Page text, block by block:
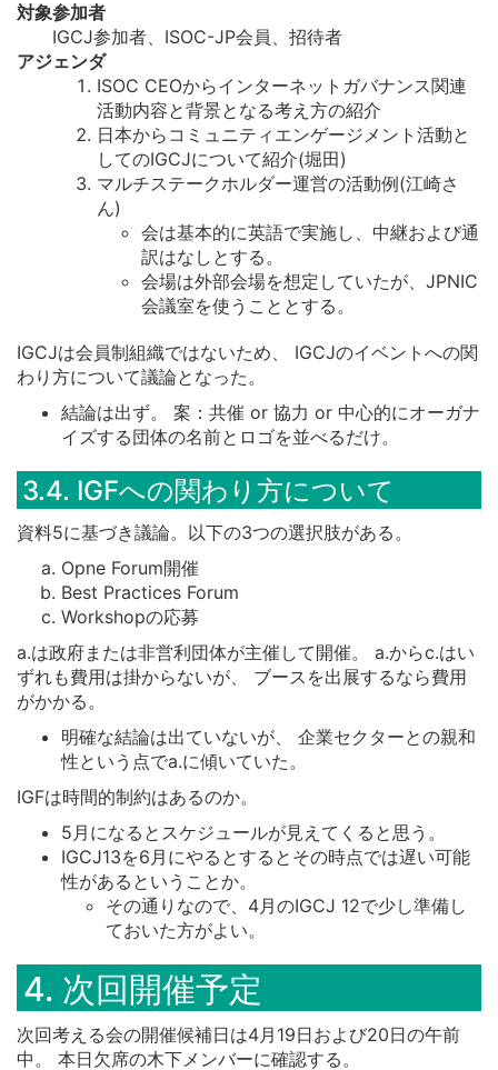
対象参加者
IGCJ参加者、ISOC-JP会員、招待者
アジェンダ
ISOC CEOからインターネットガバナンス関連
活動内容と背景となる考え方の紹介
日本からコミュニティエンゲージメント活動と
してのIGCJについて紹介(堀田)
マルチステークホルダー運営の活動例(江崎さ
ん)
会は基本的に英語で実施し、中継および通
訳はなしとする。
会場は外部会場を想定していたが、JPNIC
会議室を使うこととする。
IGCJは会員制組織ではないため、 IGCJのイベントへの関
わり方について議論となった。
結論は出ず。 案：共催 or 協力 or 中心的にオーガナ
イズする団体の名前とロゴを並べるだけ。
3.4. IGFへの関わり方について
資料5に基づき議論。以下の3つの選択肢がある。
Opne Forum開催
Best Practices Forum
Workshopの応募
a.は政府または非営利団体が主催して開催。 a.からc.はい
ずれも費用は掛からないが、 ブースを出展するなら費用
がかかる。
明確な結論は出ていないが、 企業セクターとの親和
性という点でa.に傾いていた。
IGFは時間的制約はあるのか。
5月になるとスケジュールが見えてくると思う。
IGCJ13を6月にやるとするとその時点では遅い可能
性があるということか。
その通りなので、4月のIGCJ 12で少し準備し
ておいた方がよい。
4. 次回開催予定
次回考える会の開催候補日は4月19日および20日の午前
中。 本日欠席の木下メンバーに確認する。